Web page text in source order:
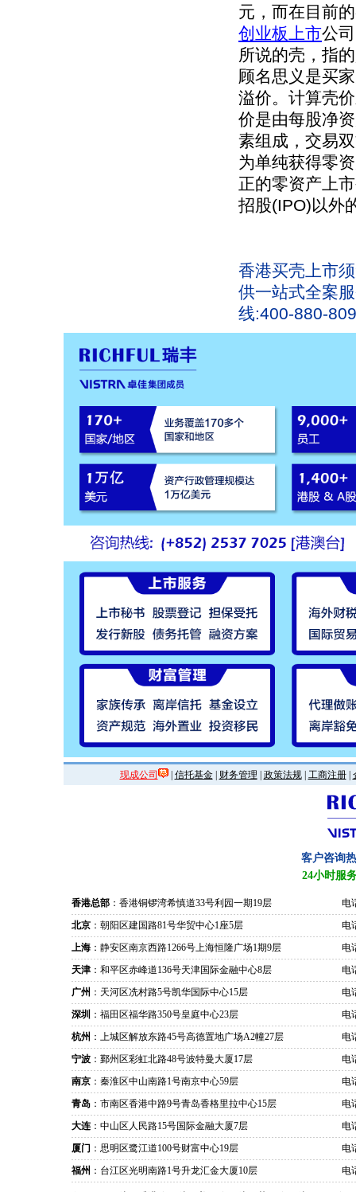
元，而在目前
创业板上市公
所说的壳，指
顾名思义是买
溢价。计算壳
价是由每股净
素组成，交易
为单纯获得零
正的零资产上
招股(IPO)以外
香港买壳上市
供一站式全案
线:400-880-
现成公司 | 信托基金| 财务管理 政策法规| 工商注册|
客户咨询
24小时服
香港总部 ：香港铜锣湾希慎道33号利园一期19层
电
北京 ：朝阳区建国路81号华贸中心1座5层
电
上海 ：静安区南京西路1266号上海恒隆广场1期9层
电
天津 ：和平区赤峰道136号天津国际金融中心8层
电
广州 ：天河区冼村路5号凯华国际中心15层
电
深圳 ：福田区福华路350号皇庭中心23层
电
杭州 ：上城区解放东路45号高德置地广场A2幢27层
电
宁波 ：鄞州区彩虹北路48号波特曼大厦17层
电
南京 ：秦淮区中山南路1号南京中心59层
电
青岛 ：市南区香港中路9号青岛香格里拉中心15层
电
大连 ：中山区人民路15号国际金融大厦7层
电
厦门 ：思明区鹭江道100号财富中心19层
电
福州 ：台江区光明南路1号升龙汇金大厦10层 电